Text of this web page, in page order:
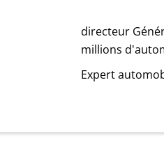
directeur
millions
Expert